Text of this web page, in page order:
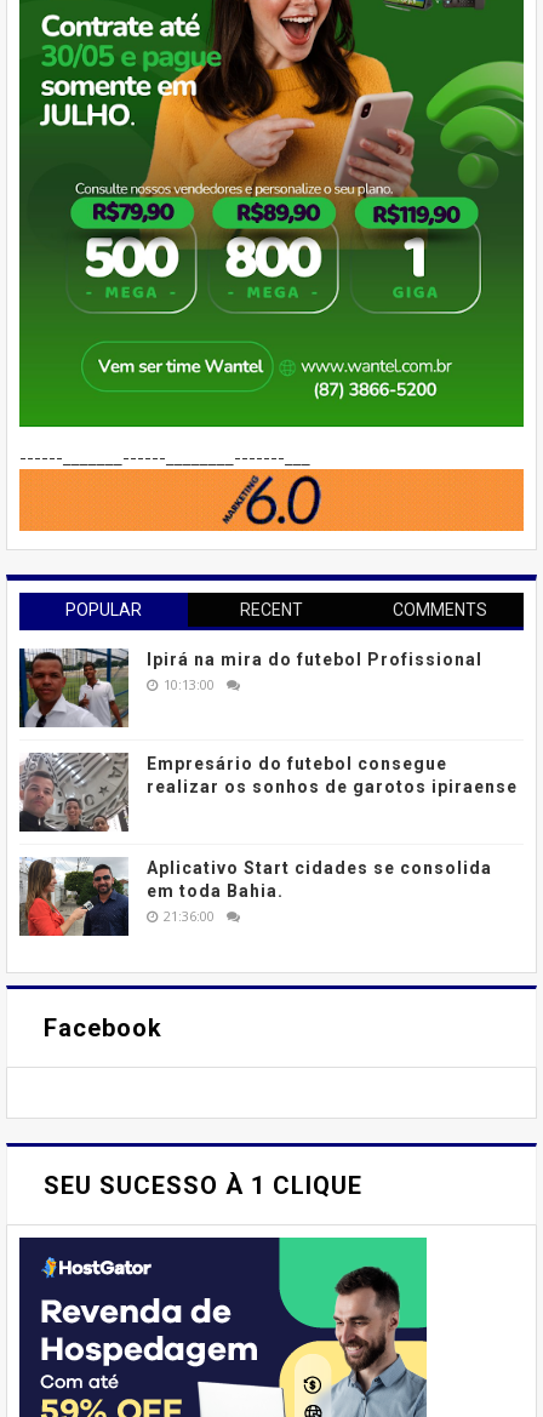
------_______------________-------___
POPULAR RECENT COMMENTS
Ipirá na mira do futebol Profissional
10:13:00
Empresário do futebol consegue
realizar os sonhos de garotos ipiraense
Aplicativo Start cidades se consolida
em toda Bahia.
21:36:00
Facebook
SEU SUCESSO À 1 CLIQUE